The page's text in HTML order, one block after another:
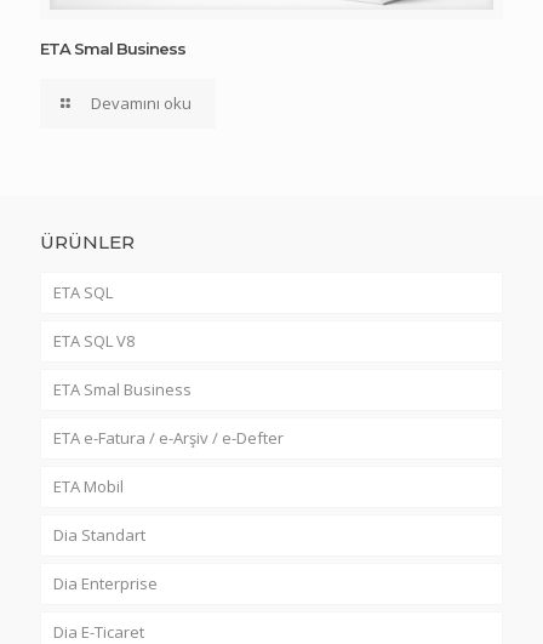
ETA Smal Business
Devamını oku
ÜRÜNLER
ETA SQL
ETA SQL V8
ETA Smal Business
ETA e-Fatura / e-Arşiv / e-Defter
ETA Mobil
Dia Standart
Dia Enterprise
Dia E-Ticaret